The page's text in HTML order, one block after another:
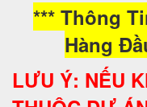
*** Thông
Hàng
LƯU Ý: NẾU